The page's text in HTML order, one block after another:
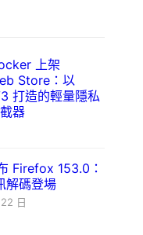
上架
Store：以
打造的輕量隱私
器
Firefox 153.0：
解碼登場
日